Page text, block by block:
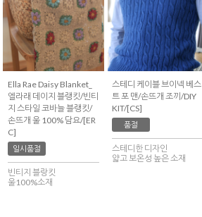
Ella Rae Daisy Blanket_
엘라래 데이지 블랭킷/빈티
지 스타일 코바늘 블랭킷/
손뜨개 울 100% 담요/[ER
C]
일시품절
빈티지 블랑킷
울100%소재
스테디 케이블 브이넥 베스
트 포 맨/손뜨개 조끼/DIY
KIT/[CS]
품절
스테디한 디자인
얇고 보온성 높은 소재